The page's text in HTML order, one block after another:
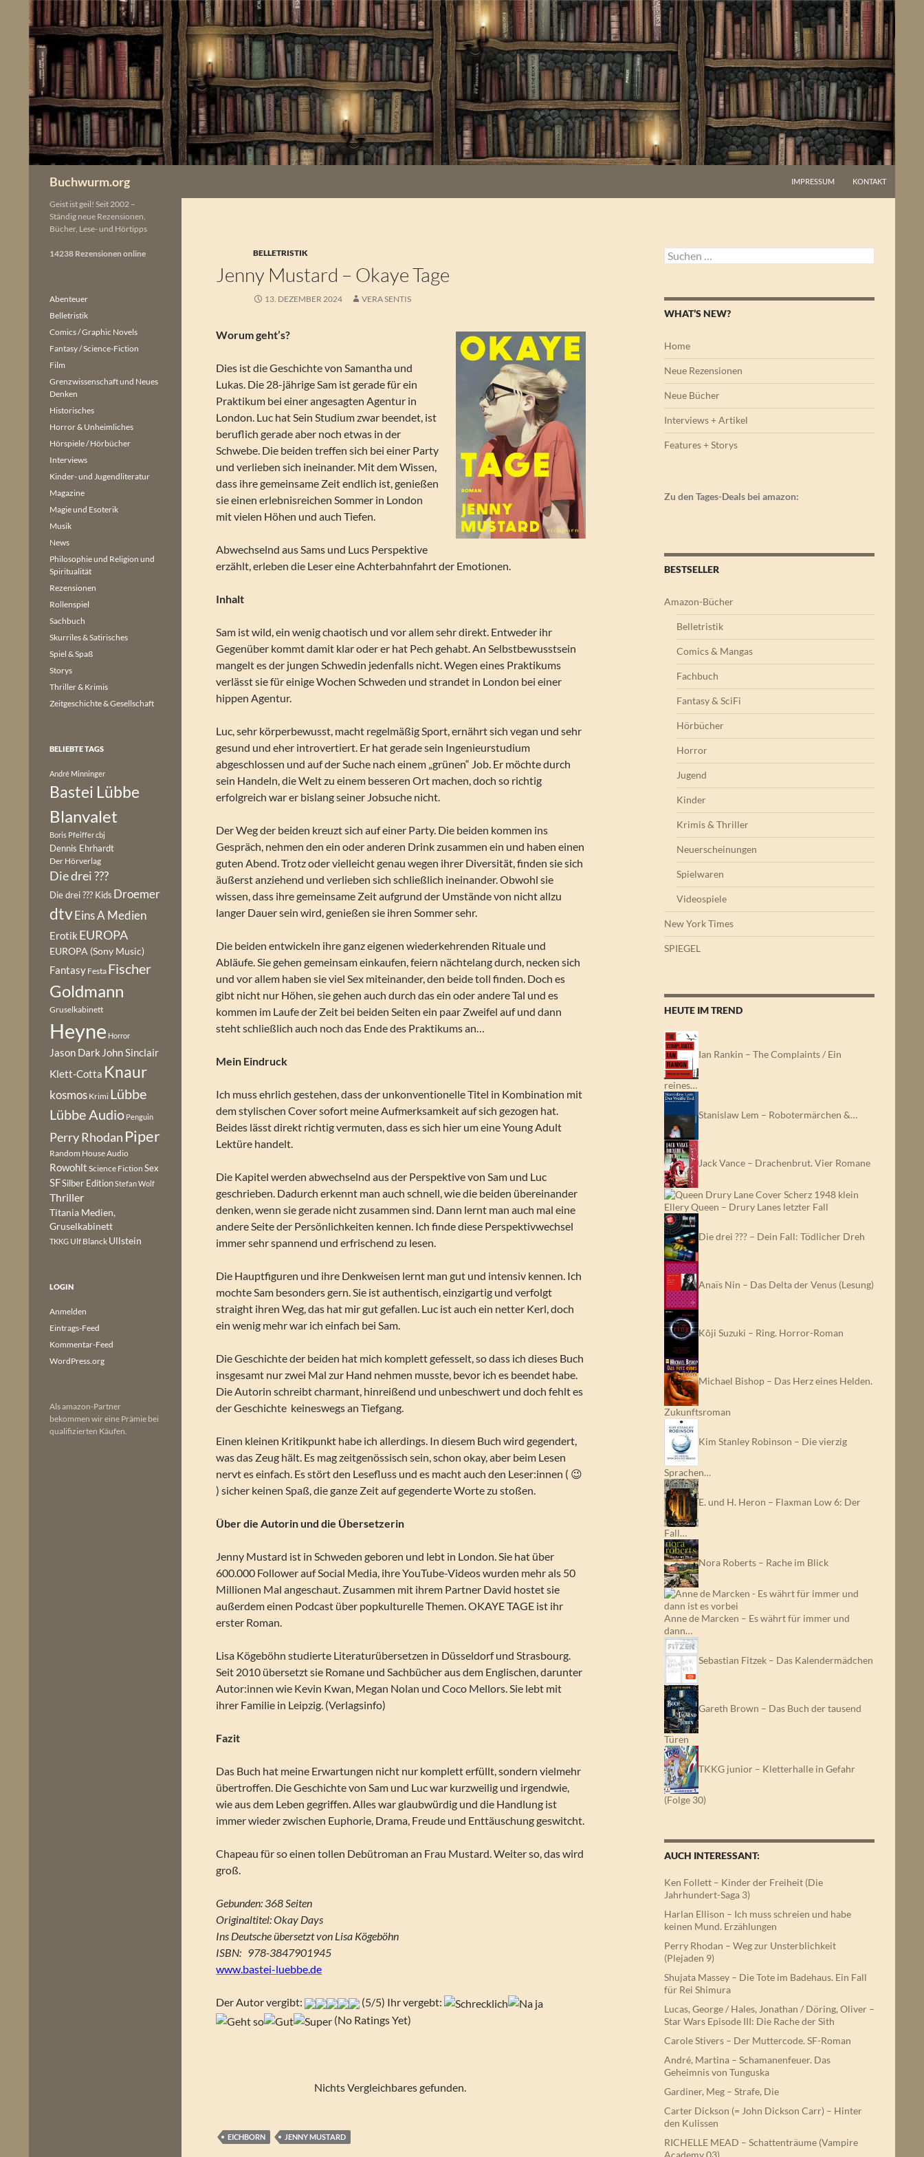
springen
Buchwurm.org IMPRESSUM KONTAKT
BELLETRISTIK
Jenny Mustard – Okaye Tage
13. DEZEMBER 2024 VERA SENTIS
Worum geht’s?
Dies ist die Geschichte von Samantha und
Lukas. Die 28-jährige Sam ist gerade für ein
Praktikum bei einer angesagten Agentur in
London. Luc hat Sein Studium zwar beendet, ist
beruflich gerade aber noch etwas in der
Schwebe. Die beiden treffen sich bei einer Party
und verlieben sich ineinander. Mit dem Wissen,
dass ihre gemeinsame Zeit endlich ist, genießen
sie einen erlebnisreichen Sommer in London
mit vielen Höhen und auch Tiefen.
Abwechselnd aus Sams und Lucs Perspektive
erzählt, erleben die Leser eine Achterbahnfahrt der Emotionen.
Inhalt
Sam ist wild, ein wenig chaotisch und vor allem sehr direkt. Entweder ihr
Gegenüber kommt damit klar oder er hat Pech gehabt. An Selbstbewusstsein
mangelt es der jungen Schwedin jedenfalls nicht. Wegen eines Praktikums
verlässt sie für einige Wochen Schweden und strandet in London bei einer
hippen Agentur.
Luc, sehr körperbewusst, macht regelmäßig Sport, ernährt sich vegan und sehr
gesund und eher introvertiert. Er hat gerade sein Ingenieurstudium
abgeschlossen und auf der Suche nach einem „grünen“ Job. Er möchte durch
sein Handeln, die Welt zu einem besseren Ort machen, doch so richtig
erfolgreich war er bislang seiner Jobsuche nicht.
Der Weg der beiden kreuzt sich auf einer Party. Die beiden kommen ins
Gespräch, nehmen den ein oder anderen Drink zusammen ein und haben einen
guten Abend. Trotz oder vielleicht genau wegen ihrer Diversität, finden sie sich
äußerst anziehend und verlieben sich schließlich ineinander. Obwohl sie
wissen, dass ihre gemeinsame Zeit aufgrund der Umstände von nicht allzu
langer Dauer sein wird, genießen sie ihren Sommer sehr.
Die beiden entwickeln ihre ganz eigenen wiederkehrenden Rituale und
Abläufe. Sie gehen gemeinsam einkaufen, feiern nächtelang durch, necken sich
und vor allem haben sie viel Sex miteinander, den beide toll finden. Doch es
gibt nicht nur Höhen, sie gehen auch durch das ein oder andere Tal und es
kommen im Laufe der Zeit bei beiden Seiten ein paar Zweifel auf und dann
steht schließlich auch noch das Ende des Praktikums an…
Mein Eindruck
Ich muss ehrlich gestehen, dass der unkonventionelle Titel in Kombination mit
dem stylischen Cover sofort meine Aufmerksamkeit auf sich gezogen hat.
Beides lässt direkt richtig vermuten, dass es sich hier um eine Young Adult
Lektüre handelt.
Die Kapitel werden abwechselnd aus der Perspektive von Sam und Luc
geschrieben. Dadurch erkennt man auch schnell, wie die beiden übereinander
denken, wenn sie gerade nicht zusammen sind. Dann lernt man auch mal eine
andere Seite der Persönlichkeiten kennen. Ich finde diese Perspektivwechsel
immer sehr spannend und erfrischend zu lesen.
Die Hauptfiguren und ihre Denkweisen lernt man gut und intensiv kennen. Ich
mochte Sam besonders gern. Sie ist authentisch, einzigartig und verfolgt
straight ihren Weg, das hat mir gut gefallen. Luc ist auch ein netter Kerl, doch
ein wenig mehr war ich einfach bei Sam.
Die Geschichte der beiden hat mich komplett gefesselt, so dass ich dieses Buch
insgesamt nur zwei Mal zur Hand nehmen musste, bevor ich es beendet habe.
Die Autorin schreibt charmant, hinreißend und unbeschwert und doch fehlt es
der Geschichte keineswegs an Tiefgang.
Einen kleinen Kritikpunkt habe ich allerdings. In diesem Buch wird gegendert,
was das Zeug hält. Es mag zeitgenössisch sein, schon okay, aber beim Lesen
nervt es einfach. Es stört den Lesefluss und es macht auch den Leser:innen ( 😉
) sicher keinen Spaß, die ganze Zeit auf gegenderte Worte zu stoßen.
Über die Autorin und die Übersetzerin
Jenny Mustard ist in Schweden geboren und lebt in London. Sie hat über
600.000 Follower auf Social Media, ihre YouTube-Videos wurden mehr als 50
Millionen Mal angeschaut. Zusammen mit ihrem Partner David hostet sie
außerdem einen Podcast über popkulturelle Themen.OKAYE TAGE ist ihr
erster Roman.
Lisa Kögeböhn studierte Literaturübersetzen in Düsseldorf und Strasbourg.
Seit 2010 übersetzt sie Romane und Sachbücher aus dem Englischen, darunter
Autor:innen wie Kevin Kwan, Megan Nolan und Coco Mellors. Sie lebt mit
ihrer Familie in Leipzig. (Verlagsinfo)
Fazit
Das Buch hat meine Erwartungen nicht nur komplett erfüllt, sondern vielmehr
übertroffen. Die Geschichte von Sam und Luc war kurzweilig und irgendwie,
wie aus dem Leben gegriffen. Alles war glaubwürdig und die Handlung ist
immer wieder zwischen Euphorie, Drama, Freude und Enttäuschung geswitcht.
Chapeau für so einen tollen Debütroman an Frau Mustard. Weiter so, das wird
groß.
Gebunden: 368Seiten
Originaltitel: Okay Days
Ins Deutsche übersetzt von Lisa Kögeböhn
ISBN: ‎ 978-3847901945
www.bastei-luebbe.de
Der Autor vergibt:
(5/5) Ihr vergebt:
(No Ratings Yet)
Nichts Vergleichbares gefunden.
EICHBORN JENNY MUSTARD
Suchen
nach:
WHAT’S NEW?
Home
Neue Rezensionen
Neue Bücher
Interviews + Artikel
Features + Storys
Zu den Tages-Deals bei amazon:
BESTSELLER
Amazon-Bücher
Belletristik
Comics & Mangas
Fachbuch
Fantasy & SciFi
Hörbücher
Horror
Jugend
Kinder
Krimis & Thriller
Neuerscheinungen
Spielwaren
Videospiele
New York Times
SPIEGEL
HEUTE IM TREND
Ian Rankin – The Complaints / Ein
reines…
Stanislaw Lem – Robotermärchen &…
Jack Vance – Drachenbrut. Vier Romane
Ellery Queen – Drury Lanes letzter Fall
Die drei ??? – Dein Fall: Tödlicher Dreh
Anaïs Nin – Das Delta der Venus (Lesung)
Kôji Suzuki – Ring. Horror-Roman
Michael Bishop – Das Herz eines Helden.
Zukunftsroman
Kim Stanley Robinson – Die vierzig
Sprachen…
E. und H. Heron – Flaxman Low 6: Der
Fall…
Nora Roberts – Rache im Blick
Anne de Marcken – Es währt für immer und
dann…
Sebastian Fitzek – Das Kalendermädchen
Gareth Brown – Das Buch der tausend
Türen
TKKG junior – Kletterhalle in Gefahr
(Folge 30)
AUCH INTERESSANT:
Ken Follett – Kinder der Freiheit (Die
Jahrhundert-Saga 3)
Harlan Ellison – Ich muss schreien und habe
keinen Mund. Erzählungen
Perry Rhodan – Weg zur Unsterblichkeit
(Plejaden 9)
Shujata Massey – Die Tote im Badehaus. Ein Fall
für Rei Shimura
Lucas, George / Hales, Jonathan / Döring, Oliver –
Star Wars Episode III: Die Rache der Sith
Carole Stivers – Der Muttercode. SF-Roman
André, Martina – Schamanenfeuer. Das
Geheimnis von Tunguska
Gardiner, Meg – Strafe, Die
Carter Dickson (= John Dickson Carr) – Hinter
den Kulissen
RICHELLE MEAD – Schattenträume (Vampire
Geist ist geil! Seit 2002 –
Ständig neue Rezensionen,
Bücher, Lese- und Hörtipps
14238 Rezensionen online
Abenteuer
Belletristik
Comics / Graphic Novels
Fantasy / Science-Fiction
Film
Grenzwissenschaft und Neues
Denken
Historisches
Horror & Unheimliches
Hörspiele / Hörbücher
Interviews
Kinder- und Jugendliteratur
Magazine
Magie und Esoterik
Musik
News
Philosophie und Religion und
Spiritualität
Rezensionen
Rollenspiel
Sachbuch
Skurriles & Satirisches
Spiel & Spaß
Storys
Thriller & Krimis
Zeitgeschichte & Gesellschaft
BELIEBTE TAGS
André Minninger
Bastei Lübbe
Blanvalet
Boris Pfeiffercbj
Dennis Ehrhardt
Der Hörverlag
Die drei ???
Die drei ??? Kids Droemer
dtvEins A Medien
Erotik EUROPA
EUROPA (Sony Music)
Fantasy Festa Fischer
Goldmann
Gruselkabinett
Heyne Horror
Jason Dark John Sinclair
Klett-Cotta Knaur
kosmos Krimi Lübbe
Lübbe Audio Penguin
Perry Rhodan Piper
Random House Audio
Rowohlt Science Fiction Sex
SFSilber EditionStefan Wolf
Thriller
Titania Medien,
Gruselkabinett
TKKG Ulf Blanck Ullstein
LOGIN
Anmelden
Eintrags-Feed
Kommentar-Feed
WordPress.org
Als amazon-Partner
bekommen wir eine Prämie bei
qualifizierten Käufen.